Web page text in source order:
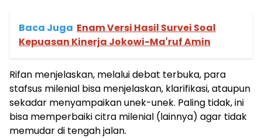
Baca Juga Enam Versi Hasil Survei Soal
Kepuasan Kinerja Jokowi-Ma'ruf Amin
Rifan menjelaskan, melalui debat terbuka, para
stafsus milenial bisa menjelaskan, klarifikasi, ataupun
sekadar menyampaikan unek-unek. Paling tidak, ini
bisa memperbaiki citra milenial (lainnya) agar tidak
memudar di tengah jalan.